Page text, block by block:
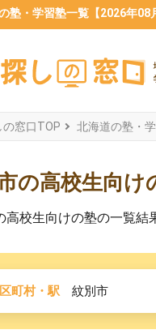
塾・学習塾一覧【2026年08
の窓口TOP 北海道の塾・
の高校生向け
高校生向けの塾の一覧結
町村・駅 紋別市